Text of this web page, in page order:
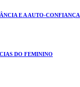
E A AUTO-CONFIANÇA
DO FEMININO